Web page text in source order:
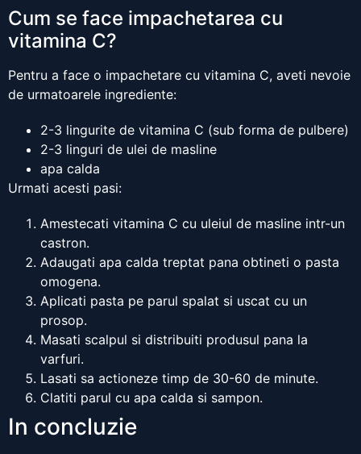
Cum se face impachetarea cu
vitamina C?
Pentru a face o impachetare cu vitamina C, aveti nevoie
de urmatoarele ingrediente:
2-3 lingurite de vitamina C (sub forma de pulbere)
2-3 linguri de ulei de masline
apa calda
Urmati acesti pasi:
Amestecati vitamina C cu uleiul de masline intr-un
castron.
Adaugati apa calda treptat pana obtineti o pasta
omogena.
Aplicati pasta pe parul spalat si uscat cu un
prosop.
Masati scalpul si distribuiti produsul pana la
varfuri.
Lasati sa actioneze timp de 30-60 de minute.
Clatiti parul cu apa calda si sampon.
In concluzie